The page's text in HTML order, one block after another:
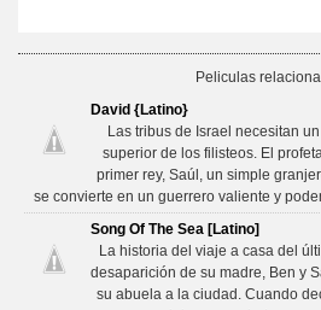
Peliculas
David {Latino}
Las tribus de Israel necesitan
superior de los filisteos. El
primer rey, Saúl, un simple
se convierte en un guerrero valiente y
Song Of The Sea [Latino]
La historia del viaje a casa del
desaparición de su madre, Ben y
su abuela a la ciudad. Cuando